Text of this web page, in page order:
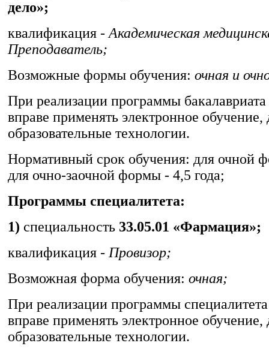
дело»;
квалификация - Академическая
Преподаватель;
Возможные формы обучения: очная и
При реализации программы
вправе применять электронное
образовательные технологии.
Нормативный срок обучения: для очной
для очно-заочной формы - 4,5 года;
Программы специалитета:
1) специальность 33.05.01 «Фармация»;
квалификация - Провизор;
Возможная форма обучения: очная;
При реализации программы
вправе применять электронное
образовательные технологии.